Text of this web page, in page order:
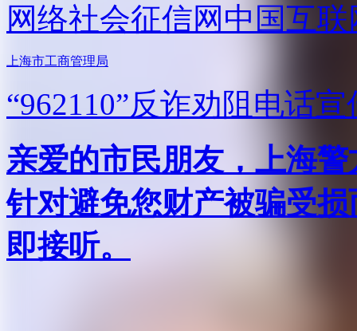
网络社会征信网 中国互
上海市工商管理局
“962110”反诈劝阻电话宣
亲爱的市民朋友，上海
针对避免您财产被骗受
即接听。